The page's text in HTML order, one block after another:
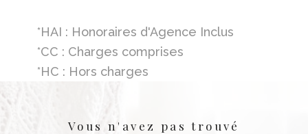
*HAI : Honoraires d'Agence Inclus
*CC : Charges comprises
*HC : Hors charges
Vous n'avez pas trouvé